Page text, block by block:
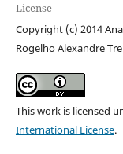
License
Copyright (c) 2014
Rogelho Alexandre
This work is licensed
International License.